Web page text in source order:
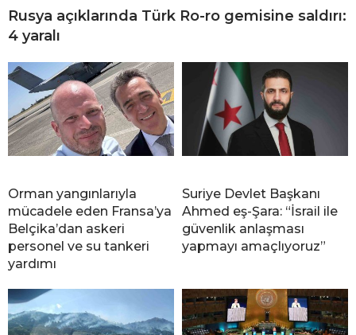
Rusya açıklarında Türk Ro-ro gemisine saldırı:
4 yaralı
Orman yangınlarıyla
mücadele eden Fransa’ya
Belçika’dan askeri
personel ve su tankeri
yardımı
Suriye Devlet Başkanı
Ahmed eş-Şara: “İsrail ile
güvenlik anlaşması
yapmayı amaçlıyoruz”